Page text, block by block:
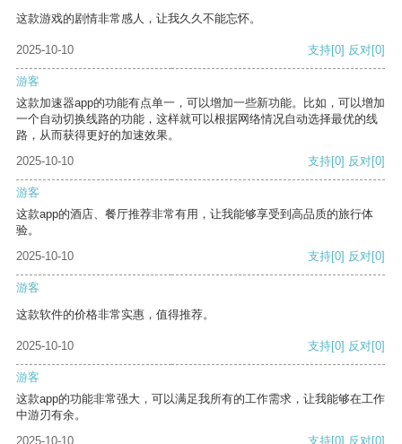
这款游戏的剧情非常感人，让我久久不能忘怀。
2025-10-10 支持[0] 反对[0]
游客
这款加速器app的功能有点单一，可以增加一些新功能。比如，可以增加
一个自动切换线路的功能，这样就可以根据网络情况自动选择最优的线
路，从而获得更好的加速效果。
2025-10-10
支持[0] 反对[0]
游客
这款app的酒店、餐厅推荐非常有用，让我能够享受到高品质的旅行体
验。
2025-10-10
支持[0] 反对[0]
游客
这款软件的价格非常实惠，值得推荐。
2025-10-10 支持[0] 反对[0]
游客
这款app的功能非常强大，可以满足我所有的工作需求，让我能够在工作
中游刃有余。
2025-10-10
支持[0] 反对[0]